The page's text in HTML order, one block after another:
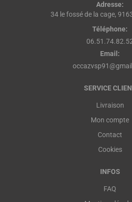
Adresse:
34 le fossé de la cage,
Téléphone:
Email:
SERVICE
Livraison
Mon compte
Contact
Cookies
INFOS
FAQ